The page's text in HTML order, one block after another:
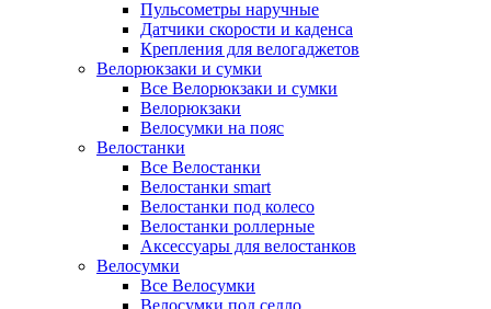
Пульсометры наручные
Датчики скорости и каденса
Крепления для велогаджетов
Велорюкзаки и сумки
Все Велорюкзаки и сумки
Велорюкзаки
Велосумки на пояс
Велостанки
Все Велостанки
Велостанки smart
Велостанки под колесо
Велостанки роллерные
Аксессуары для велостанков
Велосумки
Все Велосумки
Велосумки под седло